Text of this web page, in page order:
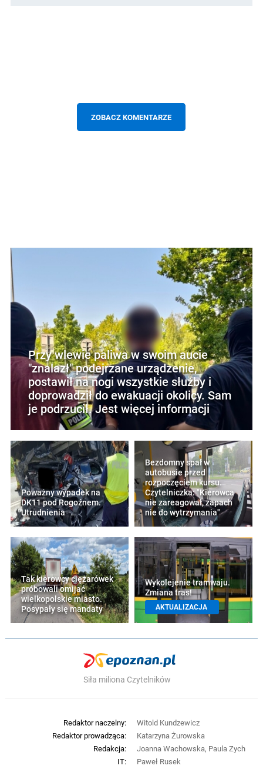
ZOBACZ KOMENTARZE
Przy wlewie paliwa w swoim aucie
"znalazł" podejrzane urządzenie,
postawił na nogi wszystkie służby i
doprowadził do ewakuacji okolicy. Sam
je podrzucił. Jest więcej informacji
Poważny wypadek na
DK11 pod Rogoźnem.
Utrudnienia
Bezdomny spał w
autobusie przed
rozpoczęciem kursu.
Czytelniczka: "Kierowca
nie zareagował, zapach
nie do wytrzymania"
Tak kierowcy ciężarówek
próbowali omijać
wielkopolskie miasto.
Posypały się mandaty
Wykolejenie tramwaju.
Zmiana tras!
AKTUALIZACJA
Siła miliona Czytelników
Redaktor naczelny:
Witold Kundzewicz
Redaktor prowadząca:
Katarzyna Żurowska
Redakcja:
Joanna Wachowska, Paula Zych
IT:
Paweł Rusek